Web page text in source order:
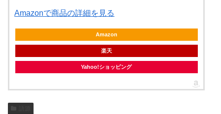
Amazonで商品の詳細を見る
Amazon
楽天
Yahoo!ショッピング